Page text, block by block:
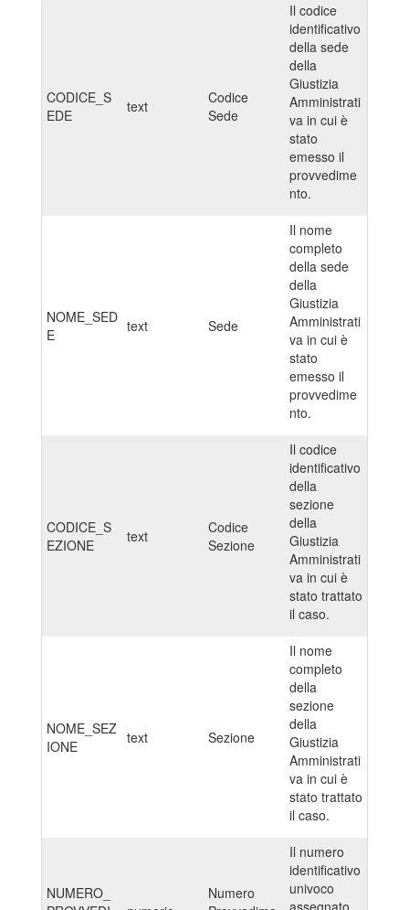
CODICE_S
EDE
text
Codice
Sede
Il codice
identificativo
della sede
della
Giustizia
Amministrati
va in cui è
stato
emesso il
provvedime
nto.
NOME_SED
E
text Sede
Il nome
completo
della sede
della
Giustizia
Amministrati
va in cui è
stato
emesso il
provvedime
nto.
CODICE_S
EZIONE
text
Codice
Sezione
Il codice
identificativo
della
sezione
della
Giustizia
Amministrati
va in cui è
stato trattato
il caso.
NOME_SEZ
IONE
text Sezione
Il nome
completo
della
sezione
della
Giustizia
Amministrati
va in cui è
stato trattato
il caso.
NUMERO_
Numero
Il numero
identificativo
univoco
assegnato